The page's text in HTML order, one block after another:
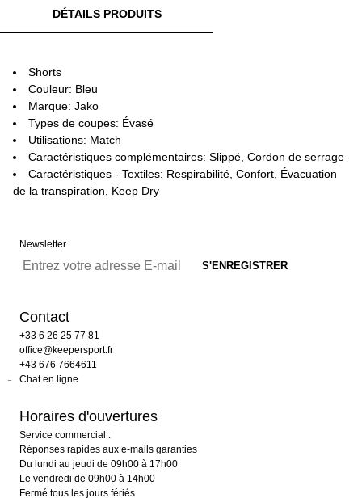
DÉTAILS PRODUITS
Shorts
Couleur: Bleu
Marque: Jako
Types de coupes: Évasé
Utilisations: Match
Caractéristiques complémentaires: Slippé, Cordon de serrage
Caractéristiques - Textiles: Respirabilité, Confort, Évacuation
de la transpiration, Keep Dry
Newsletter
Contact
+33 6 26 25 77 81
office@keepersport.fr
+43 676 7664611
Chat en ligne
Horaires d'ouvertures
Service commercial :
Réponses rapides aux e-mails garanties
Du lundi au jeudi de 09h00 à 17h00
Le vendredi de 09h00 à 14h00
Fermé tous les jours fériés